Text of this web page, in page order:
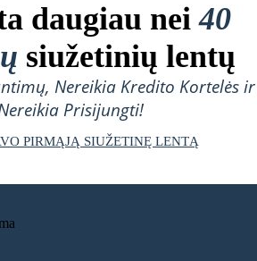
daugiau nei40
siužetinių lentų
Nereikia Kredito Kortelės ir
Prisijungti!
PIRMĄJĄ SIUŽETINĘ LENTĄ